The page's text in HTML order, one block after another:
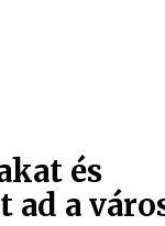
és
ad a